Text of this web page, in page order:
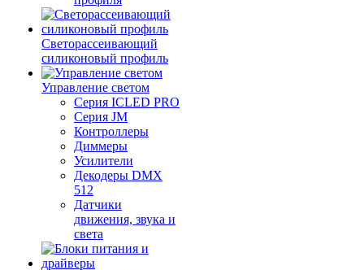
Светорассеивающий
силиконовый профиль
Управление светом
Серия ICLED PRO
Серия JM
Контроллеры
Диммеры
Усилители
Декодеры DMX
512
Датчики
движения, звука и
света